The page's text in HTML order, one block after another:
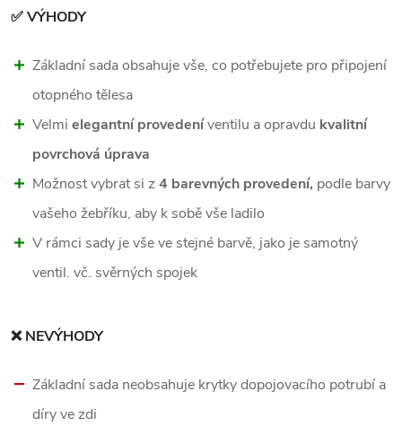
✅ VÝHODY
Základní sada obsahuje vše, co potřebujete pro připojení
otopného tělesa
Velmi elegantní provedeníventilu a opravdu kvalitní
povrchová úprava
Možnost vybrat si z4 barevných provedení, podle barvy
vašeho žebříku, aby k sobě vše ladilo
V rámci sady je vše ve stejné barvě, jako je samotný
ventil. vč. svěrných spojek
❌ NEVÝHODY
Základní sada neobsahuje krytky dopojovacího potrubí a
díry ve zdi